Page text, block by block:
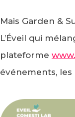
Mais Garden &
L’Éveil qui
plateforme
événements, les